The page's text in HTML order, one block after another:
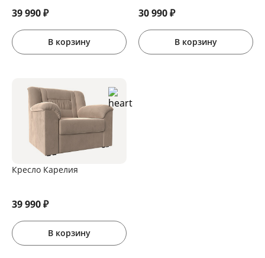
39 990₽
В корзину
30 990₽
В корзину
Кресло Карелия
39 990₽
В корзину